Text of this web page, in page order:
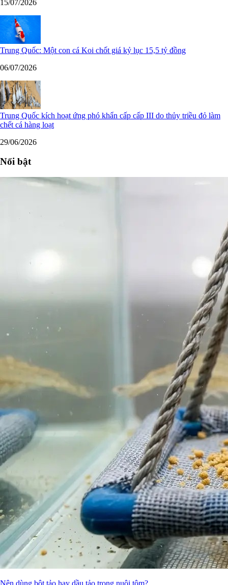
15/07/2026
Trung Quốc: Một con cá Koi chốt giá kỷ lục 15,5 tỷ đồng
06/07/2026
Trung Quốc kích hoạt ứng phó khẩn cấp cấp III do thủy triều đỏ làm
chết cá hàng loạt
29/06/2026
Nổi bật
Nên dùng bột tảo hay dầu tảo trong nuôi tôm?